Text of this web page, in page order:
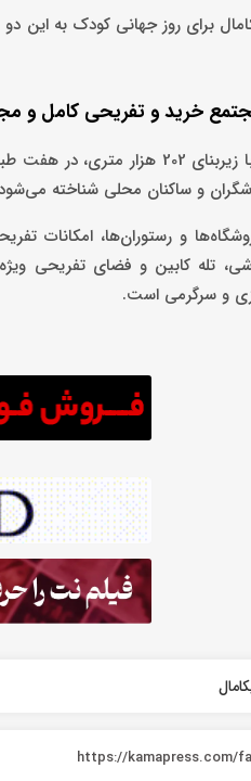
برای روز جهانی کودک به این
خرید و تفریحی کامل و
مجموعه میکامال کیش با
و ساکنان محلی شناخته
و رستوران‌ها، امکانات
تله کابین و فضای تفریحی
و سرگرمی است.